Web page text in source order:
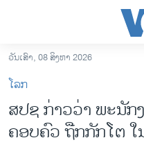
ເຂົ້າ
ຫາ
ຂ້າມ
ຂ້າມອາເມຣິກາ
ວັນເສົາ, 08 ສິງຫາ 2026
ໂລກ
ສ​ປ​ຊ ກ່າວວ່າ ພະນັກ
ຄອບຄົວ ຖືກກັກໂຕ ໃ